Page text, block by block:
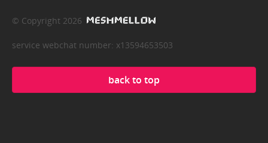
© Copyright 2026
service webchat number: x13594653503
back to top